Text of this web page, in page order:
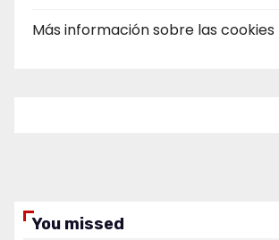
Más información sobre las cookies
You missed